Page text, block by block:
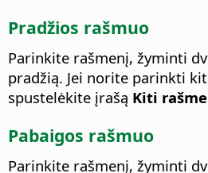
Pradžios rašmuo
Parinkite rašmenį, žyminti
pradžią. Jei norite parinkti
spustelėkite įrašą Kiti
Pabaigos rašmuo
Parinkite rašmenį, žyminti